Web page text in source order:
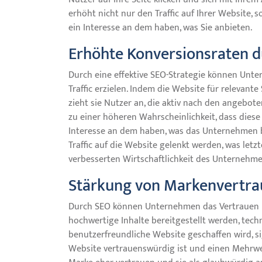
erhöht nicht nur den Traffic auf Ihrer Website,
ein Interesse an dem haben, was Sie anbieten.
Erhöhte Konversionsraten
Durch eine effektive SEO-Strategie können
Traffic erzielen. Indem die Website für
zieht sie Nutzer an, die aktiv nach den
zu einer höheren Wahrscheinlichkeit, dass
Interesse an dem haben, was das
Traffic auf die Website gelenkt werden, was
verbesserten Wirtschaftlichkeit des
Stärkung von
Durch SEO können Unternehmen das
hochwertige Inhalte bereitgestellt werden,
benutzerfreundliche Website geschaffen wird,
Website vertrauenswürdig ist und einen